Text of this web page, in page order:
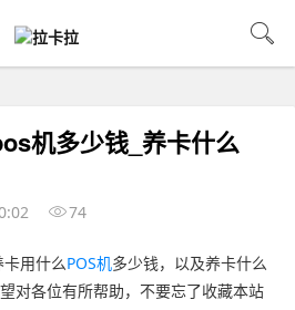
机多少钱_养卡什么
74
用什么POS机多少钱，以及养卡什么
对各位有所帮助，不要忘了收藏本站